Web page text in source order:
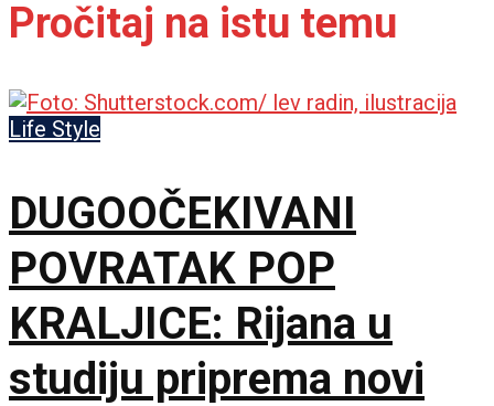
Pročitaj na istu temu
Life Style
DUGOOČEKIVANI
POVRATAK POP
KRALJICE: Rijana u
studiju priprema novi